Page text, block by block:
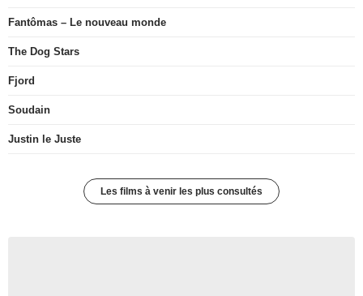
Fantômas – Le nouveau monde
The Dog Stars
Fjord
Soudain
Justin le Juste
Les films à venir les plus consultés